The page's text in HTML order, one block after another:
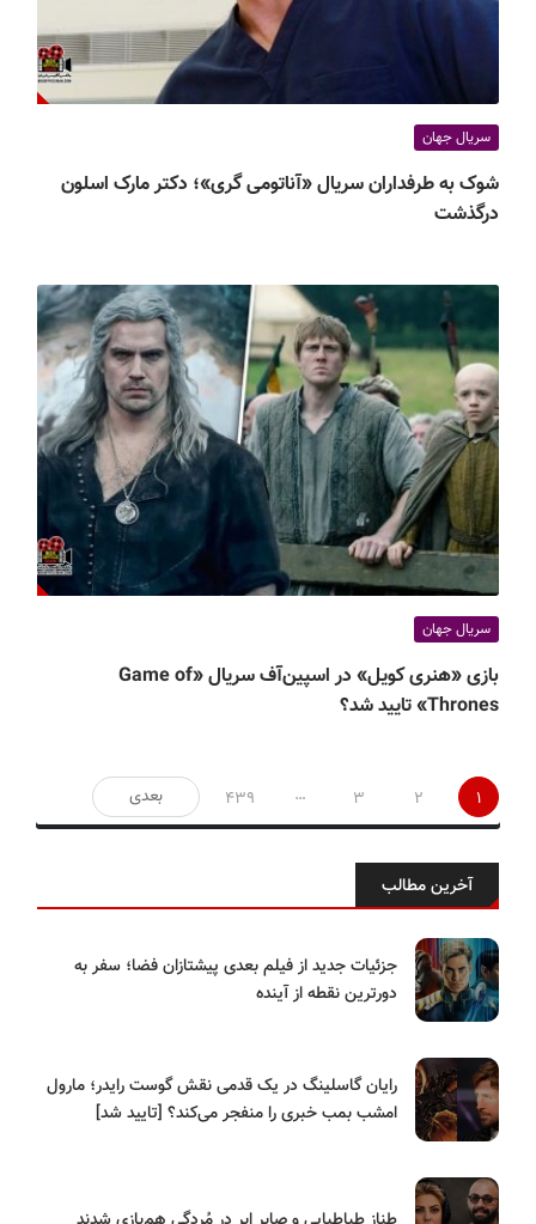
سریال جهان
شوک به طرفداران سریال «آناتومی گری»؛ دکتر مارک اسلون
درگذشت
سریال جهان
بازی «هنری کویل» در اسپین‌آف سریال «Game of
Thrones» تایید شد؟
صفحه‌بندی
نوشته‌ها
1
2
3
…
439 بعدی
آخرین مطالب
جزئیات جدید از فیلم بعدی پیشتازان فضا؛ سفر به
دورترین نقطه از آینده
رایان گاسلینگ در یک قدمی نقش گوست رایدر؛ مارول
امشب بمب خبری را منفجر می‌کند؟ [تایید شد]